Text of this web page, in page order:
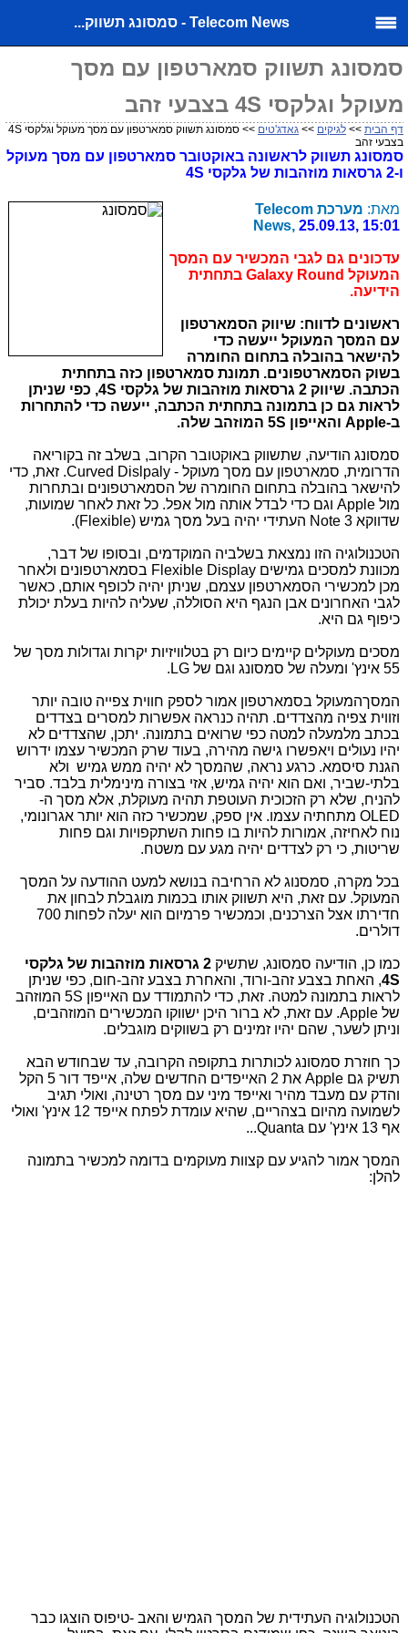
Telecom News - סמסונג תשווק...
סמסונג תשווק סמארטפון עם מסך
מעוקל וגלקסי 4S בצבעי זהב
דף הבית >> לגיקים >> גאדג'טים
>> סמסונג תשווק סמארטפון עם מסך מעוקל וגלקסי 4S
בצבעי זהב
סמסונג תשווק לראשונה באוקטובר סמארטפון עם מסך מעוקל
ו-2 גרסאות מוזהבות של גלקסי 4S
מאת:
מערכת Telecom
News, 25.09.13, 15:01
עדכונים גם לגבי המכשיר עם המסך
המעוקל Galaxy Round בתחתית
הידיעה.
ראשונים לדווח: שיווק הסמארטפון
עם המסך המעוקל ייעשה כדי
להישאר בהובלה בתחום החומרה
בשוק הסמארטפונים. תמונת סמארטפון כזה בתחתית
הכתבה. שיווק 2 גרסאות מוזהבות של גלקסי 4S, כפי שניתן
לראות גם כן בתמונה בתחתית הכתבה, ייעשה כדי להתחרות
ב-Apple והאייפון 5S המוזהב שלה.
סמסונג הודיעה, שתשווק באוקטובר הקרוב, בשלב זה בקוריאה
הדרומית, סמארטפון עם מסך מעוקל - Curved Dislpaly. זאת, כדי
להישאר בהובלה בתחום החומרה של הסמארטפונים ובתחרות
מול Apple וגם כדי לבדל אותה מול אפל. כל זאת לאחר שמועות,
שדווקא Note 3 העתידי יהיה בעל מסך גמיש (Flexible).
הטכנולוגיה הזו נמצאת בשלביה המוקדמים, ובסופו של דבר,
מכוונת למסכים גמישים Flexible Display בסמארטפונים ולאחר
מכן למכשירי הסמארטפון עצמם, שניתן יהיה לכופף אותם, כאשר
לגבי האחרונים אבן הנגף היא הסוללה, שעליה להיות בעלת יכולת
כיפוף גם היא.
מסכים מעוקלים קיימים כיום רק בטלוויזיות יקרות וגדולות מסך של
55 אינץ' ומעלה של סמסונג וגם של LG.
המסךהמעוקל בסמארטפון אמור לספק חווית צפייה טובה יותר
וזווית צפיה מהצדדים. תהיה כנראה אפשרות למסרים בצדדים
בכתב מלמעלה למטה כפי שרואים בתמונה. יתכן, שהצדדים לא
יהיו נעולים ויאפשרו גישה מהירה, בעוד שרק המכשיר עצמו ידרוש
הגנת סיסמא. כרגע נראה, שהמסך לא יהיה ממש גמיש ולא
בלתי-שביר, ואם הוא יהיה גמיש, אזי בצורה מינימלית בלבד. סביר
להניח, שלא רק הזכוכית העוטפת תהיה מעוקלת, אלא מסך ה-
OLED מתחתיה עצמו. אין ספק, שמכשיר כזה הוא יותר אגרונומי,
נוח לאחיזה, אמורות להיות בו פחות השתקפויות וגם פחות
שריטות, כי רק לצדדים יהיה מגע עם משטח.
בכל מקרה, סמסנוג לא הרחיבה בנושא למעט ההודעה על המסך
המעוקל. עם זאת, היא תשווק אותו בכמות מוגבלת לבחון את
חדירתו אצל הצרכנים, וכמכשיר פרמיום הוא יעלה לפחות 700
דולרים.
כמו כן, הודיעה סמסונג, שתשיק
2 גרסאות מוזהבות של גלקסי
4S, האחת בצבע זהב-ורוד, והאחרת בצבע זהב-חום, כפי שניתן
לראות בתמונה למטה. זאת, כדי להתמודד עם האייפון 5S המוזהב
של Apple. עם זאת, לא ברור היכן ישווקו המכשירים המוזהבים,
וניתן לשער, שהם יהיו זמינים רק בשווקים מוגבלים.
כך חוזרת סמסונג לכותרות בתקופה הקרובה, עד שבחודש הבא
תשיק גם Apple את 2 האייפדים החדשים שלה, אייפד דור 5 הקל
והדק עם מעבד מהיר ואייפד מיני עם מסך רטינה, ואולי תגיב
לשמועה מהיום בצהריים, שהיא עומדת לפתח אייפד 12 אינץ' ואולי
אף 13 אינץ' עם Quanta...
המסך אמור להגיע עם קצוות מעוקמים בדומה למכשיר בתמונה
להלן:
הטכנולוגיה העתידית של המסך הגמיש והאב -טיפוס הוצגו כבר